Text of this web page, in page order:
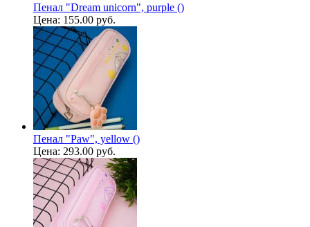
Пенал "Dream unicorn", purple ()
Цена: 155.00 руб.
Пенал "Paw", yellow ()
Цена: 293.00 руб.